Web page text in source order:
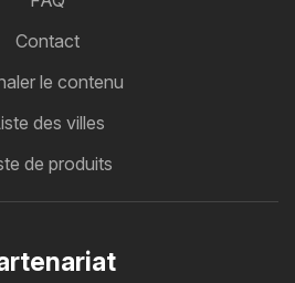
Contact
le contenu
des villes
de produits